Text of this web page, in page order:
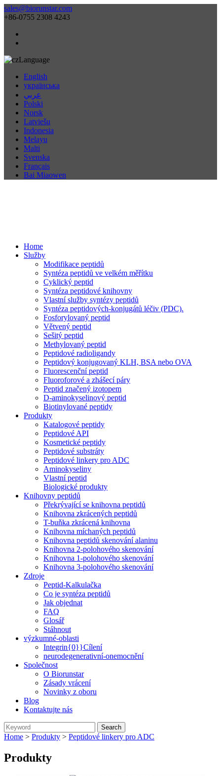
sales@biorunstar.com
+86-0755 2308 4243
Language
English
українська
عربي
Polski
Norsk
Latviešu
Indonesia
Melayu
Malti
Svenska
Français
Bai Miaowen
Home
Služby
Modifikace peptidů
Syntéza peptidů ve velkém měřítku
Cyklický peptid
Syntéza peptidové knihovny
Vlastní služby syntézy peptidů
Syntéza peptidových-konjugátů léčiv (PDC).
Fosforylovaný peptid
Větvený peptid
Sešitý peptid
Methylovaný peptid
Peptidové radioligandy
Peptidový konjugovaný KLH, BSA nebo OVA
Fluorescenční peptid
Fluoroforové a zhášecí páry
Peptid značený izotopem
D-aminokyselinový peptid
Biotinylované peptidy
Produkty
Katalogové peptidy
Peptidové API
Kosmetické peptidy
Peptidové substráty
Peptidové linkery pro ADC
Aminokyseliny
Vlastní peptid
Biologické produkty
Knihovny peptidů
Překrývající se knihovna peptidů
Knihovna zkrácených peptidů
T-buňka zkrácená knihovna
Knihovna míchaných peptidů
Knihovna peptidů skenování alaninu
Knihovna 2-polohového skenování
Knihovna 1-polohového skenování
Knihovna 3-polohového skenování
Zdroje
Peptid-Kalkulačka
Co je syntéza peptidů
Jak objednat
FAQ
Glosář
Stáhnout
výzkumné-oblasti
Integrin{0}}Cílení
neurodegenerativní-onemocnění
Společnost
O Biorunstar
Zásady vrácení
Novinky z oboru
Blog
Kontaktujte nás
Home > Produkty > Peptidové linkery pro ADC
Produkty